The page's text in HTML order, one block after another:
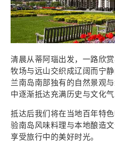
清晨从蒂阿瑙出发，一路欣
牧场与远山交织成辽阔而宁
兰南岛南部独有的自然景观
中逐渐抵达充满历史与文化
抵达后我们将在当地百年特
验南岛风味料理与本地酿造
享受旅行中的美好时光。